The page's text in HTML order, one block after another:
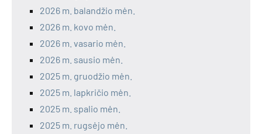
2026 m. balandžio mėn.
2026 m. kovo mėn.
2026 m. vasario mėn.
2026 m. sausio mėn.
2025 m. gruodžio mėn.
2025 m. lapkričio mėn.
2025 m. spalio mėn.
2025 m. rugsėjo mėn.